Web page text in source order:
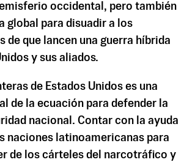
occidental, pero también
global para disuadir a los
de que lancen una guerra híbrida
y sus aliados.
de Estados Unidos es una
de la ecuación para defender la
nacional. Contar con la ayuda
naciones latinoamericanas para
de los cárteles del narcotráfico y